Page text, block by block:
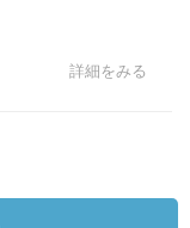
詳細をみる